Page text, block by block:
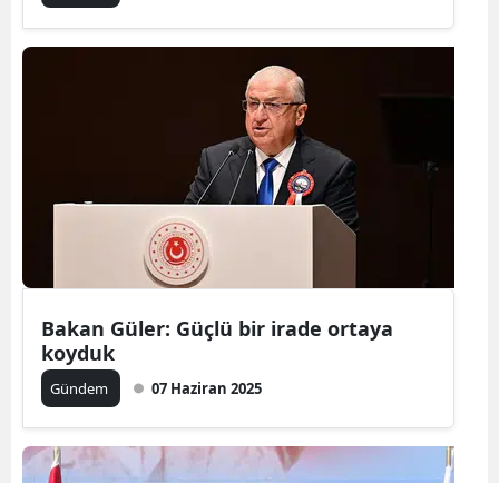
Bakan Güler: Güçlü bir irade ortaya
koyduk
Gündem 07 Haziran 2025